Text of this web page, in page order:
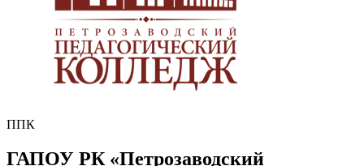
ППК
ГАПОУ РК «Петрозаводский